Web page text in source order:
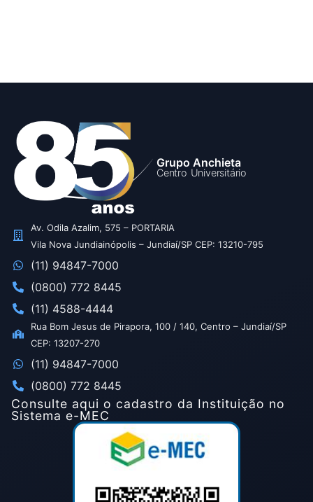
Grupo Anchieta
Centro Universitário
Av. Odila Azalim, 575 – PORTARIA
Vila Nova Jundiainópolis – Jundiaí/SP CEP: 13210-795
(11) 94847-7000
(0800) 772 8445
(11) 4588-4444
Rua Bom Jesus de Pirapora, 100 / 140, Centro – Jundiaí/SP
CEP: 13207-270
(11) 94847-7000
(0800) 772 8445
Consulte aqui o cadastro da Instituição no
Sistema e-MEC